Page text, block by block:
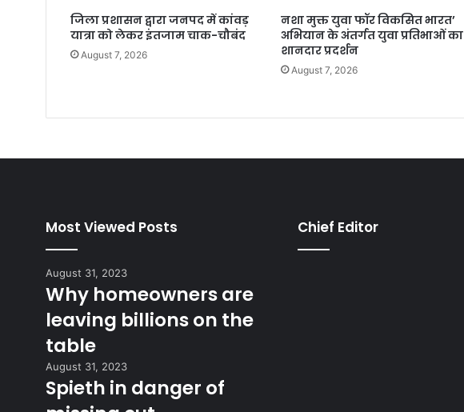
जिला प्रशासन द्वारा जनपद में कांवड़
यात्रा को लेकर इंतजाम चाक-चौबंद
August 7, 2026
नशा मुक्त युवा फॉर विकसित भारत’
अभियान के अंतर्गत युवा प्रतिभाओं का
शानदार प्रदर्शन
August 7, 2026
Most Viewed Posts
August 31, 2023
Why homeowners are
leaving billions on the
table
August 31, 2023
Spieth in danger of
Chief Editor